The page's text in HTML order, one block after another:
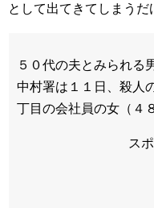
として出てきてしまうだ
５０代の夫とみられる
中村署は１１日、殺人
丁目の会社員の女（４
ス